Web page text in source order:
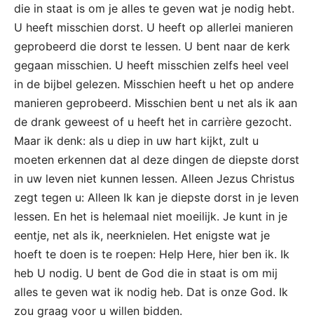
die in staat is om je alles te geven wat je nodig hebt.
U heeft misschien dorst. U heeft op allerlei manieren
geprobeerd die dorst te lessen. U bent naar de kerk
gegaan misschien. U heeft misschien zelfs heel veel
in de bijbel gelezen. Misschien heeft u het op andere
manieren geprobeerd. Misschien bent u net als ik aan
de drank geweest of u heeft het in carrière gezocht.
Maar ik denk: als u diep in uw hart kijkt, zult u
moeten erkennen dat al deze dingen de diepste dorst
in uw leven niet kunnen lessen. Alleen Jezus Christus
zegt tegen u: Alleen Ik kan je diepste dorst in je leven
lessen. En het is helemaal niet moeilijk. Je kunt in je
eentje, net als ik, neerknielen. Het enigste wat je
hoeft te doen is te roepen: Help Here, hier ben ik. Ik
heb U nodig. U bent de God die in staat is om mij
alles te geven wat ik nodig heb. Dat is onze God. Ik
zou graag voor u willen bidden.